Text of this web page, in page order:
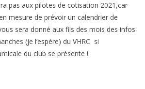
pas aux pilotes de cotisation 2021,car
mesure de prévoir un calendrier de
sera donné aux fils des mois des infos
(je l’espère) du VHRC si
du club se présente !